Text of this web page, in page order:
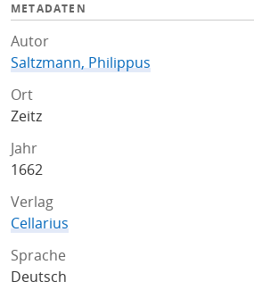
METADATEN
Autor
Saltzmann, Philippus
Ort
Zeitz
Jahr
1662
Verlag
Cellarius
Sprache
Deutsch